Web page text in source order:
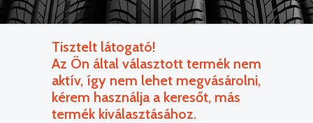
Tisztelt látogató!
Az Ön által választott termék nem
aktív, így nem lehet megvásárolni,
kérem használja a keresőt, más
termék kiválasztásához.